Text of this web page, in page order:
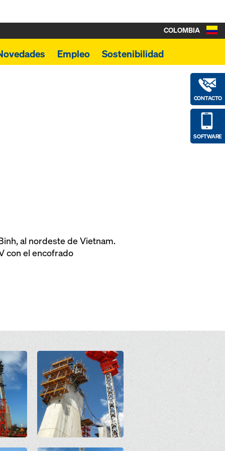
Empleo Sostenibilidad
CONTACTO
SOFTWARE
COLOMBIA
al nordeste de Vietnam.
con el encofrado
Open